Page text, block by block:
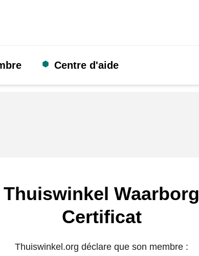
Centre d'aide
Thuiswinkel Waarborg
Certificat
Thuiswinkel.org déclare que son membre :